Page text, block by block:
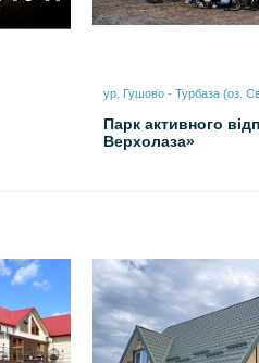
ур. Гушово - Турбаза (оз.
Парк активного
Верхолаза»